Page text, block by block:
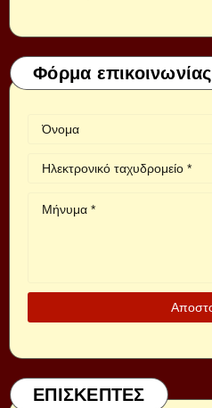
Φόρμα επικοινωνίας
ΕΠΙΣΚΕΠΤΕΣ